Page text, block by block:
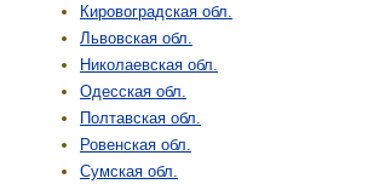
Кировоградская обл.
Львовская обл.
Николаевская обл.
Одесская обл.
Полтавская обл.
Ровенская обл.
Сумская обл.